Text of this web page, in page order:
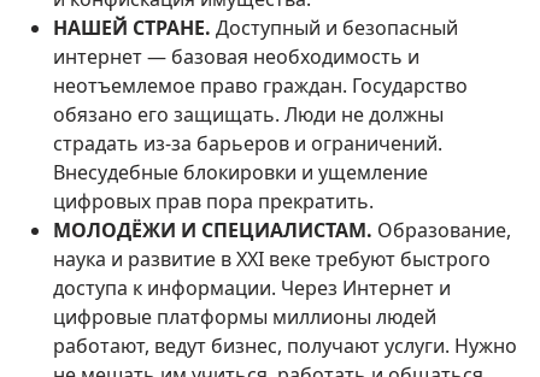
НАШЕЙ СТРАНЕ. Доступный и безопасный
интернет — базовая необходимость и
неотъемлемое право граждан. Государство
обязано его защищать. Люди не должны
страдать из-за барьеров и ограничений.
Внесудебные блокировки и ущемление
цифровых прав пора прекратить.
МОЛОДЁЖИ И СПЕЦИАЛИСТАМ. Образование,
наука и развитие в ХХI веке требуют быстрого
доступа к информации. Через Интернет и
цифровые платформы миллионы людей
работают, ведут бизнес, получают услуги. Нужно